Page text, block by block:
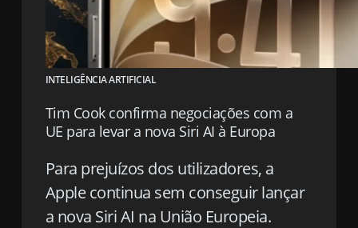
INTELIGÊNCIA ARTIFICIAL
Tim Cook confirma negociações com a
UE para levar a nova Siri AI à Europa
Para prejuízos dos utilizadores, a
Apple continua sem conseguir lançar
a nova Siri AI na União Europeia.